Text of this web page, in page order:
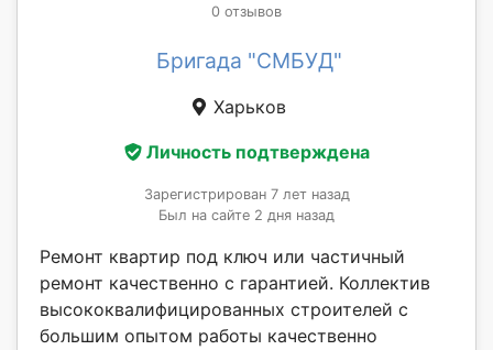
0 отзывов
Бригада "СМБУД"
Харьков
Личность подтверждена
Зарегистрирован 7 лет назад
Был на сайте 2 дня назад
Ремонт квартир под ключ или частичный
ремонт качественно с гарантией. Коллектив
высококвалифицированных строителей с
большим опытом работы качественно